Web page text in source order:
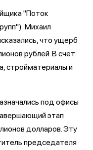
"Поток
Михаил
что ущерб
рублей. В счет
стройматериалы и
под офисы
этап
долларов. Эту
председателя